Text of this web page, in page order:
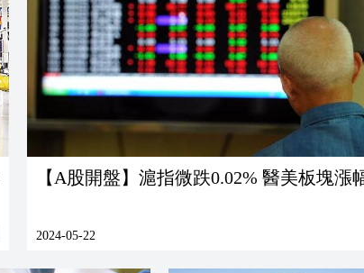
【A股開盤】滬指微跌0.02% 醫美板塊漲
2024-05-22